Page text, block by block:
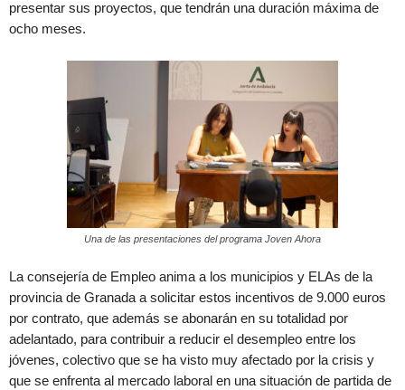
presentar sus proyectos, que tendrán una duración máxima de
ocho meses.
Una de las presentaciones del programa Joven Ahora
La consejería de Empleo anima a los municipios y ELAs de la
provincia de Granada a solicitar estos incentivos de 9.000 euros
por contrato, que además se abonarán en su totalidad por
adelantado, para contribuir a reducir el desempleo entre los
jóvenes, colectivo que se ha visto muy afectado por la crisis y
que se enfrenta al mercado laboral en una situación de partida de